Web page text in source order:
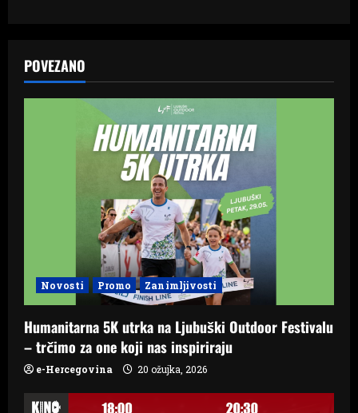
i
g
POVEZANO
Novosti Promo Zanimljivosti
Humanitarna 5K utrka na Ljubuški Outdoor Festivalu
– trčimo za one koji nas inspiriraju
e-Hercegovina 20 ožujka, 2026